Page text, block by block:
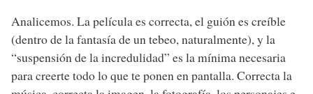
Analicemos. La película es correcta, el guión es creíble
(dentro de la fantasía de un tebeo, naturalmente), y la
“suspensión de la incredulidad” es la mínima necesaria
para creerte todo lo que te ponen en pantalla. Correcta la